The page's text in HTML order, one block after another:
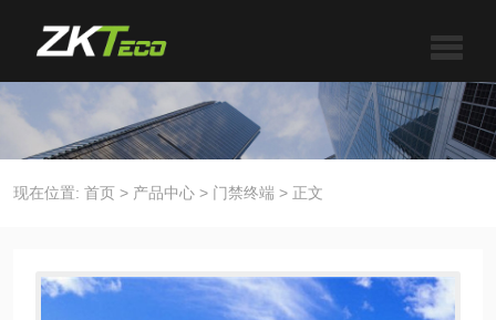
现在位置: 首页 > 产品中心 > 门禁终端 > 正文